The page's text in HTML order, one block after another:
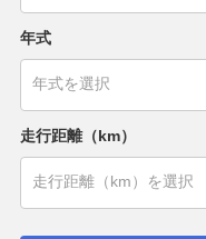
年式
走行距離（km）